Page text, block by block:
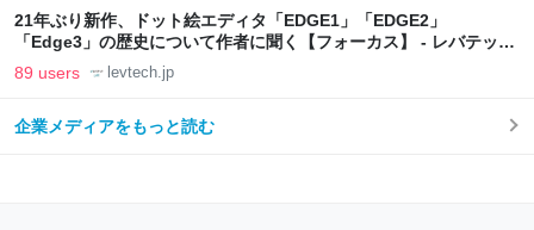
21年ぶり新作、ドット絵エディタ「EDGE1」「EDGE2」
「Edge3」の歴史について作者に聞く【フォーカス】 - レバテック
LAB
89 users levtech.jp
企業メディアをもっと読む